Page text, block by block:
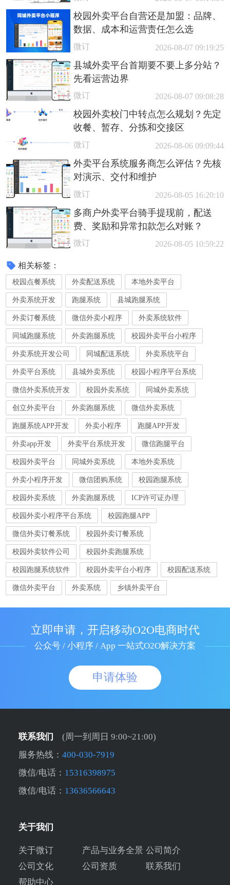
校园外卖平台自营还是加盟：品牌、
数据、成本和运营责任怎么选
微订 2026-08-07 09:19:25
县城外卖平台首期要不要上多分站？
先看运营边界
微订 2026-08-07 09:08:28
校园外卖校门中转点怎么规划？先定
收餐、暂存、分拣和交接区
微订 2026-08-06 09:09:44
外卖平台系统服务商怎么评估？先核
对演示、交付和维护
微订 2026-08-05 16:20:10
多商户外卖平台骑手提现前，配送
费、奖励和异常扣款怎么对账？
微订 2026-08-05 10:59:22
相关标签：
校园点餐系统 外卖配送系统 本地外卖平台
外卖系统开发 跑腿系统 县城跑腿系统
外卖订餐系统 微信外卖小程序 外卖系统软件
同城跑腿系统 外卖跑腿系统 校园外卖平台小程序
外卖系统开发公司 同城配送系统 外卖系统平台
外卖平台系统 县城外卖系统 校园小程序平台系统
微信外卖系统开发 校园外卖系统 同城外卖系统
创立外卖平台 外卖跑腿系统 微信外卖系统
跑腿系统APP开发 外卖小程序 跑腿APP开发
外卖app开发 外卖平台系统开发 微信跑腿平台
校园外卖平台 同城外卖系统 本地外卖系统
外卖小程序开发 微信团购系统 校园跑腿系统
校园外卖系统 外卖跑腿系统 ICP许可证办理
校园外卖小程序平台系统 校园跑腿APP
微信外卖订餐系统 校园外卖订餐系统
校园外卖软件公司 校园外卖跑腿系统
校园跑腿系统软件 校园外卖平台小程序 校园配送系统
微信外卖平台 外卖系统 乡镇外卖平台
立即申请，开启移动O2O电商时代
公众号 / 小程序 / App 一站式O2O解决方案
申请体验
联系我们
(周一到周日 9:00~21:00)
服务热线： 400-030-7919
微信/电话： 15316398975
微信/电话： 13636566643
关于我们
关于微订 产品与业务全景 公司简介
公司文化
公司资质
联系我们
帮助中心